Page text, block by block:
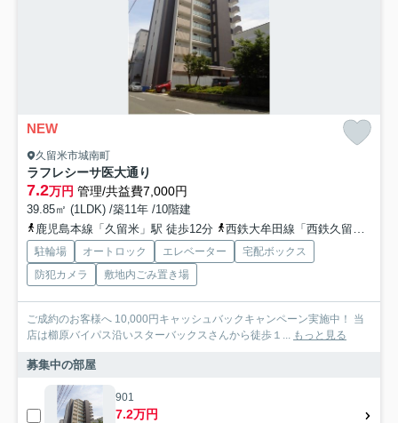
NEW
久留米市城南町
ラフレシーサ医大通り
7.2万円 管理/共益費7,000円
39.85㎡ (1LDK) /築11年 /10階建
鹿児島本線「久留米」駅 徒歩12分
西鉄大牟田線「西鉄久留米」駅 徒歩22分
駐輪場 オートロック エレベーター
宅配ボックス
防犯カメラ
敷地内ごみ置き場
ご成約のお客様へ 10,000円キャッシュバックキャンペーン実施中！ 当
店は櫛原バイパス沿いスターバックスさんから徒歩１... もっと見る
募集中の部屋
901
7.2万円